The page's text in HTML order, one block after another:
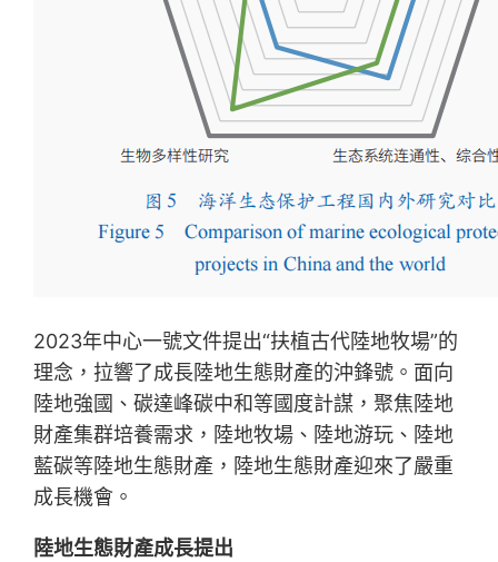
2023年中心一號文件提出“扶植古代陸地牧場”的
理念，拉響了成長陸地生態財產的沖鋒號。面向
陸地強國、碳達峰碳中和等國度計謀，聚焦陸地
財產集群培養需求，陸地牧場、陸地游玩、陸地
藍碳等陸地生態財產，陸地生態財產迎來了嚴重
成長機會。
陸地生態財產成長提出